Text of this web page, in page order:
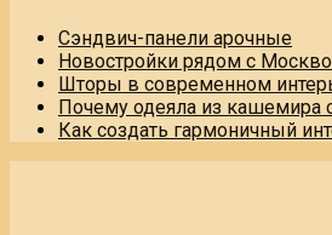
Сэндвич-панели арочные
Новостройки рядом с
Шторы в современном
Почему одеяла из кашемира
Как создать гармоничный